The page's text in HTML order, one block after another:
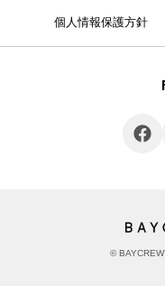
個人情報保護方針
©